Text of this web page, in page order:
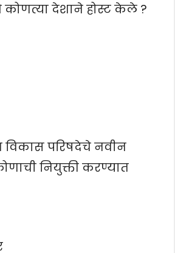
कोणत्या देशाने होस्ट केले ?
विकास परिषदेचे नवीन
नियुक्ती करण्यात